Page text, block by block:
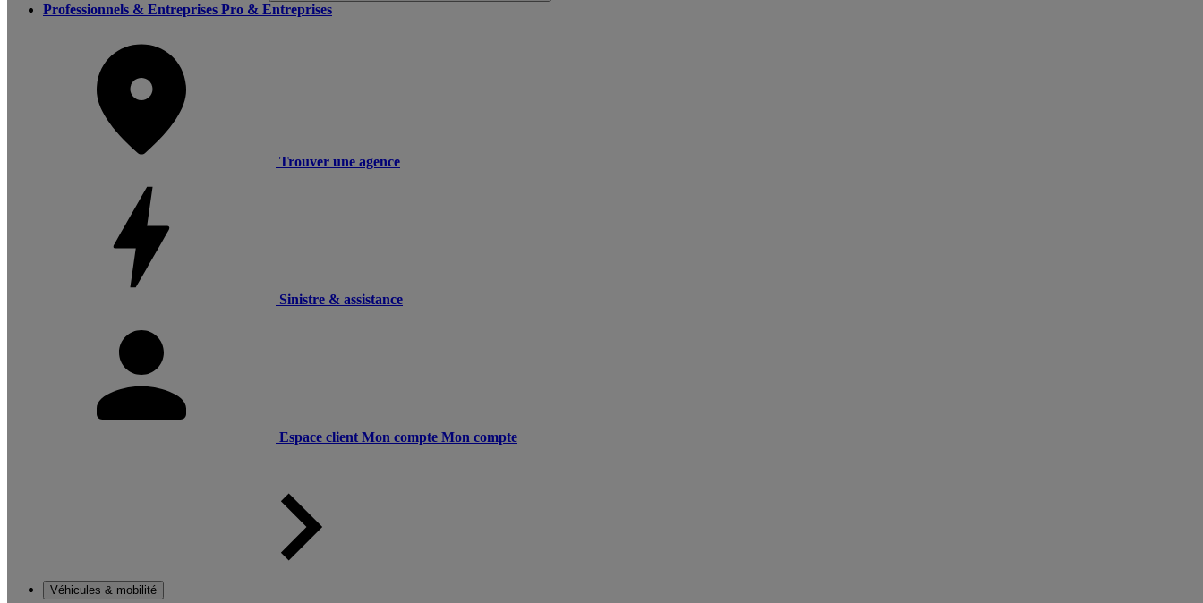
Professionnels & Entreprises Pro & Entreprises
Trouver une agence
Sinistre & assistance
Espace client Mon compte Mon compte
Véhicules & mobilité